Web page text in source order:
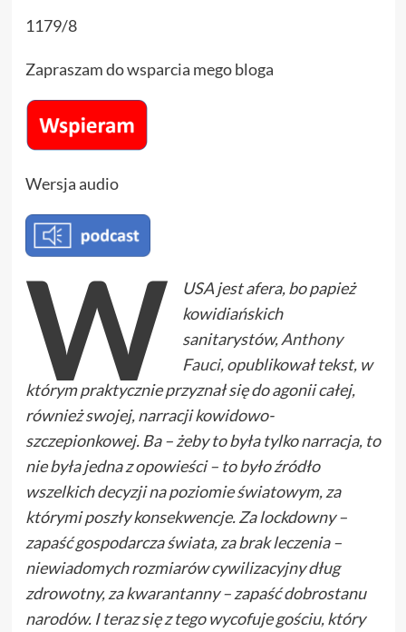
1179/8
Zapraszam do wsparcia mego bloga
Wersja audio
W
USA jest afera, bo papież
kowidiańskich
sanitarystów,Anthony
Fauci, opublikował tekst, w
którym praktycznie przyznał się do agonii całej,
również swojej, narracji kowidowo-
szczepionkowej. Ba – żeby to była tylko narracja, to
nie była jedna z opowieści – to było źródło
wszelkich decyzji na poziomie światowym, za
którymi poszły konsekwencje. Za lockdowny –
zapaść gospodarcza świata, za brak leczenia –
niewiadomych rozmiarów cywilizacyjny dług
zdrowotny, za kwarantanny – zapaść dobrostanu
narodów. I teraz się z tego wycofuje gościu, który